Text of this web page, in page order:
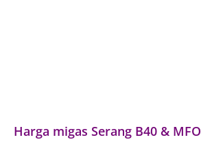
Harga migas Serang B40 &